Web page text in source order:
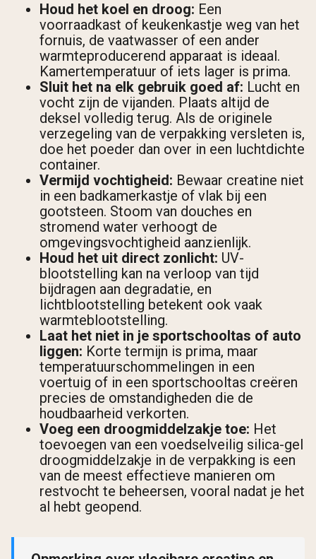
Houd het koel en droog: Een
voorraadkast of keukenkastje weg van het
fornuis, de vaatwasser of een ander
warmteproducerend apparaat is ideaal.
Kamertemperatuur of iets lager is prima.
Sluit het na elk gebruik goed af: Lucht en
vocht zijn de vijanden. Plaats altijd de
deksel volledig terug. Als de originele
verzegeling van de verpakking versleten is,
doe het poeder dan over in een luchtdichte
container.
Vermijd vochtigheid: Bewaar creatine niet
in een badkamerkastje of vlak bij een
gootsteen. Stoom van douches en
stromend water verhoogt de
omgevingsvochtigheid aanzienlijk.
Houd het uit direct zonlicht: UV-
blootstelling kan na verloop van tijd
bijdragen aan degradatie, en
lichtblootstelling betekent ook vaak
warmteblootstelling.
Laat het niet in je sportschooltas of auto
liggen: Korte termijn is prima, maar
temperatuurschommelingen in een
voertuig of in een sportschooltas creëren
precies de omstandigheden die de
houdbaarheid verkorten.
Voeg een droogmiddelzakje toe: Het
toevoegen van een voedselveilig silica-gel
droogmiddelzakje in de verpakking is een
van de meest effectieve manieren om
restvocht te beheersen, vooral nadat je het
al hebt geopend.